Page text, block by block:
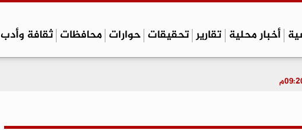
أخبار محلية تقارير تحقيقات حوارات محافظات ثقافة وأدب